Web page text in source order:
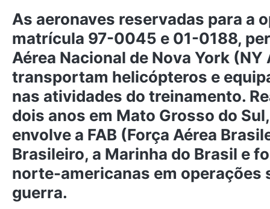
As aeronaves reservadas para a
matrícula 97-0045 e 01-0188,
Aérea Nacional de Nova York (NY
transportam helicópteros e
nas atividades do treinamento.
dois anos em Mato Grosso do
envolve a FAB (Força Aérea
Brasileiro, a Marinha do Brasil e
norte-americanas em operações
guerra.